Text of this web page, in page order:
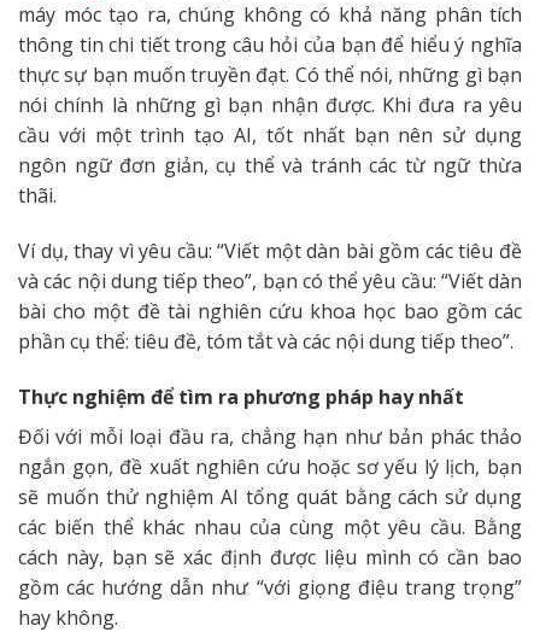
máy móc tạo ra, chúng không có khả năng phân tích
thông tin chi tiết trong câu hỏi của bạn để hiểu ý nghĩa
thực sự bạn muốn truyền đạt. Có thể nói, những gì bạn
nói chính là những gì bạn nhận được. Khi đưa ra yêu
cầu với một trình tạo AI, tốt nhất bạn nên sử dụng
ngôn ngữ đơn giản, cụ thể và tránh các từ ngữ thừa
thãi.
Ví dụ, thay vì yêu cầu: “Viết một dàn bài gồm các tiêu đề
và các nội dung tiếp theo”, bạn có thể yêu cầu: “Viết dàn
bài cho một đề tài nghiên cứu khoa học bao gồm các
phần cụ thể: tiêu đề, tóm tắt và các nội dung tiếp theo”.
Thực nghiệm để tìm ra phương pháp hay nhất
Đối với mỗi loại đầu ra, chẳng hạn như bản phác thảo
ngắn gọn, đề xuất nghiên cứu hoặc sơ yếu lý lịch, bạn
sẽ muốn thử nghiệm AI tổng quát bằng cách sử dụng
các biến thể khác nhau của cùng một yêu cầu. Bằng
cách này, bạn sẽ xác định được liệu mình có cần bao
gồm các hướng dẫn như “với giọng điệu trang trọng”
hay không.